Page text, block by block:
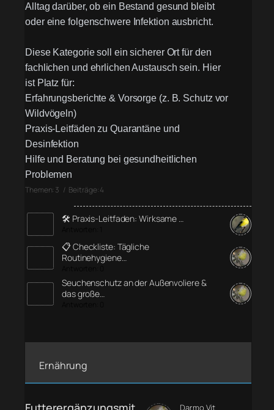
Alltag darüber, ob ein Bestand gesund bleibt
oder eine folgenschwere Infektion ausbricht.
Diese Kategorie soll ein sicherer Ort für den
fachlichen und ehrlichen Austausch sein. Hier
ist Platz für:
Erfahrungsberichte & Vorsorge (z. B. Schutz vor
Wildvögeln)
Praxis-Leitfäden zu Quarantäne und
Desinfektion
Hilfe und Beratung bei gesundheitlichen
Problemen
Themen: 3 / Beiträge: 4
🛠️ Praxis-Leitfaden: Wirksame …
📋 Checkliste: Tägliche
Routinehygiene…
Seuchenschutz an der Außenvoliere &
das große…
Ernährung
Darmo Vit